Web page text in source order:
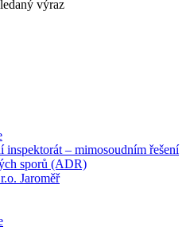
výraz
inspektorát – mimosoudním řešení
sporů (ADR)
Jaroměř